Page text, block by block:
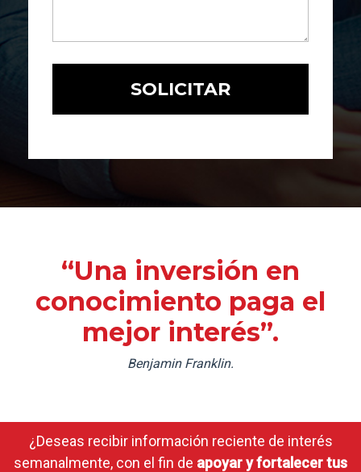
“Una inversión en
conocimiento paga el
mejor interés”.
Benjamin Franklin.
¿Deseas recibir información reciente de interés
semanalmente, con el fin de apoyar y fortalecer tus